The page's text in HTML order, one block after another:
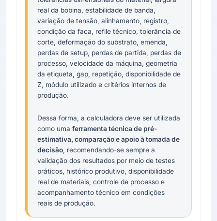
real da bobina, estabilidade de banda,
variação de tensão, alinhamento, registro,
condição da faca, refile técnico, tolerância de
corte, deformação do substrato, emenda,
perdas de setup, perdas de partida, perdas de
processo, velocidade da máquina, geometria
da etiqueta, gap, repetição, disponibilidade de
Z, módulo utilizado e critérios internos de
produção.
Dessa forma, a calculadora deve ser utilizada
como umaferramenta técnica de pré-
estimativa, comparação e apoio à tomada de
decisão, recomendando-se sempre a
validação dos resultados por meio de testes
práticos, histórico produtivo, disponibilidade
real de materiais, controle de processo e
acompanhamento técnico em condições
reais de produção.